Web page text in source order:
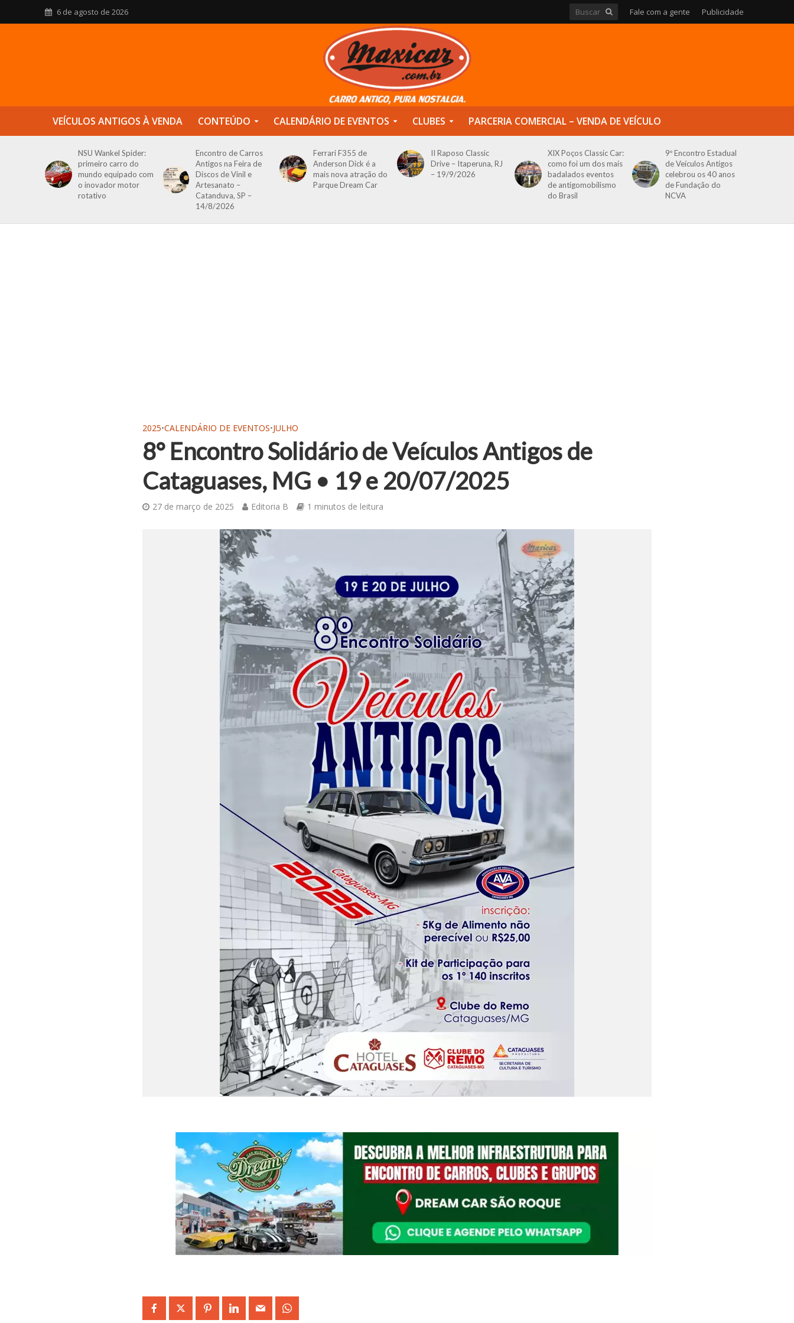
6 de agosto de 2026 Fale com a gente Publicidade
VEÍCULOS ANTIGOS À VENDA CONTEÚDO CALENDÁRIO DE EVENTOS CLUBES PARCERIA COMERCIAL – VENDA DE VEÍCULO
NSU Wankel Spider:
primeiro carro do
mundo equipado com
o inovador motor
rotativo
Encontro de Carros
Antigos na Feira de
Discos de Vinil e
Artesanato –
Catanduva, SP –
14/8/2026
Ferrari F355 de
Anderson Dick é a
mais nova atração do
Parque Dream Car
II Raposo Classic
Drive – Itaperuna, RJ
– 19/9/2026
XIX Poços Classic Car:
como foi um dos mais
badalados eventos
de antigomobilismo
do Brasil
9º Encontro Estadual
de Veículos Antigos
celebrou os 40 anos
de Fundação do
NCVA
2025•CALENDÁRIO DE EVENTOS•JULHO
8° Encontro Solidário de Veículos Antigos de
Cataguases, MG • 19 e 20/07/2025
27 de março de 2025 Editoria B 1 minutos de leitura